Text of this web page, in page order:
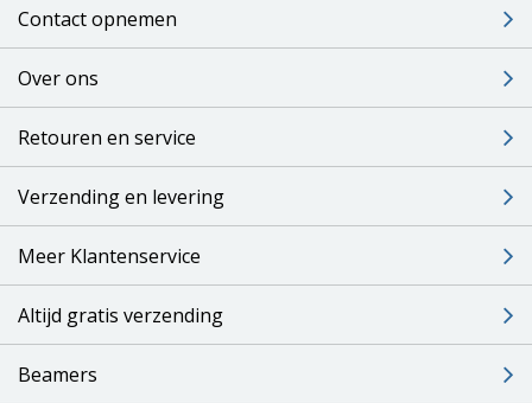
Contact opnemen
Over ons
Retouren en service
Verzending en levering
Meer Klantenservice
Altijd gratis verzending
Beamers